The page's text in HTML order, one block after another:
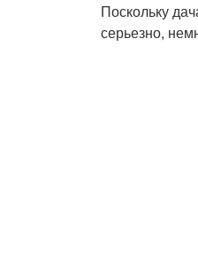
Поскольку
серьезно,